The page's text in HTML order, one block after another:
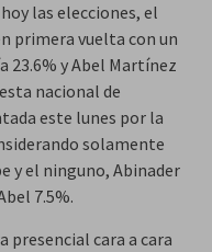
las elecciones, el
primera vuelta con un
23.6% y Abel Martínez
nacional de
este lunes por la
solamente
y el ninguno, Abinader
7.5%.
presencial cara a cara